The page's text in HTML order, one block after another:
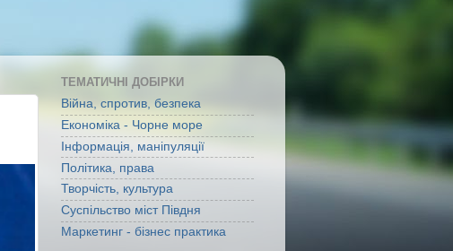
ТЕМАТИЧНІ ДОБІРКИ
Війна, спротив, безпека
Економіка - Чорне море
Інформація, маніпуляції
Політика, права
Творчість, культура
Суспільство міст Півдня
Маркетинг - бізнес практика